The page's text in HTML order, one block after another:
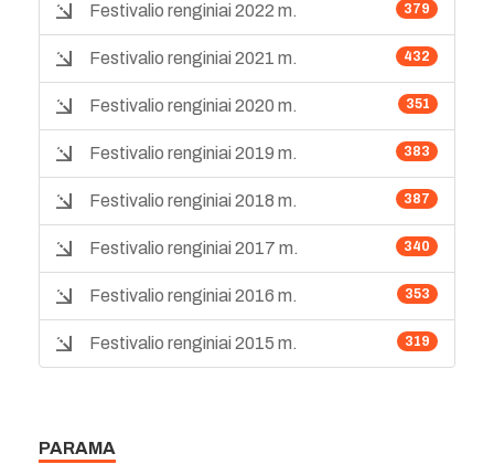
379
Festivalio renginiai 2022 m.
432
Festivalio renginiai 2021 m.
351
Festivalio renginiai 2020 m.
383
Festivalio renginiai 2019 m.
387
Festivalio renginiai 2018 m.
340
Festivalio renginiai 2017 m.
353
Festivalio renginiai 2016 m.
319
Festivalio renginiai 2015 m.
PARAMA